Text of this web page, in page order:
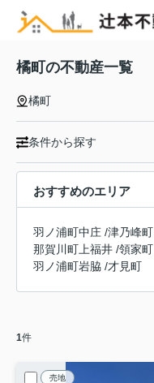
橘町の不動産一覧
橘町
条件から探す
おすすめのエリア
羽ノ浦町中庄 /津乃峰町
那賀川町上福井 /領家町
羽ノ浦町岩脇 /才見町
1件
売地